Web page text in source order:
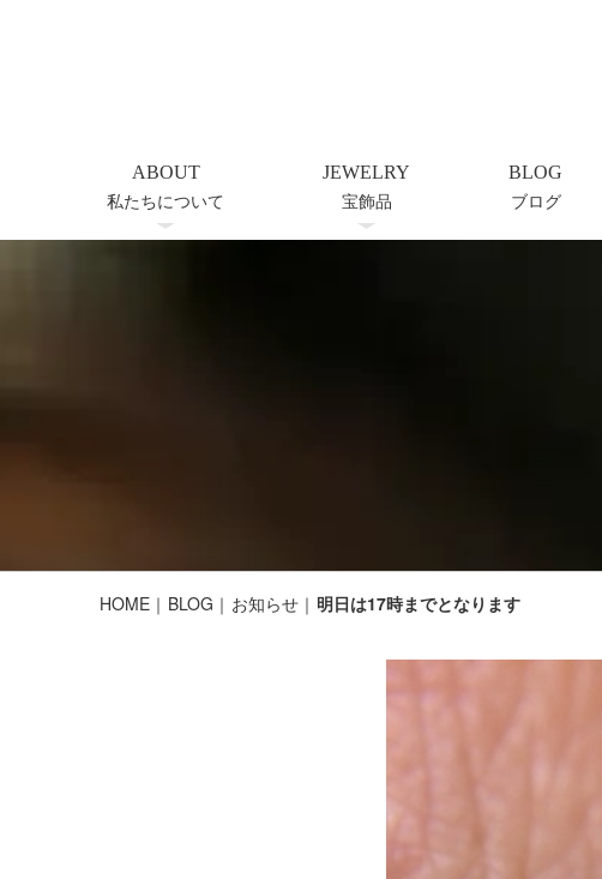
ABOUT
私たちについて
JEWELRY
宝飾品
BLOG
ブログ
HOME BLOG お知らせ 明日は17時までとなります